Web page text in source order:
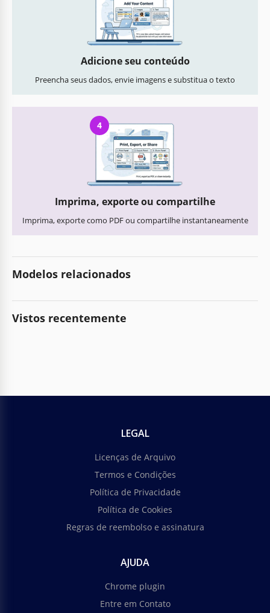
Adicione seu conteúdo
Preencha seus dados, envie imagens e substitua o texto
4
Imprima, exporte ou compartilhe
Imprima, exporte como PDF ou compartilhe instantaneamente
Modelos relacionados
Vistos recentemente
LEGAL
Licenças de Arquivo
Termos e Condições
Política de Privacidade
Política de Cookies
Regras de reembolso e assinatura
AJUDA
Chrome plugin
Entre em Contato